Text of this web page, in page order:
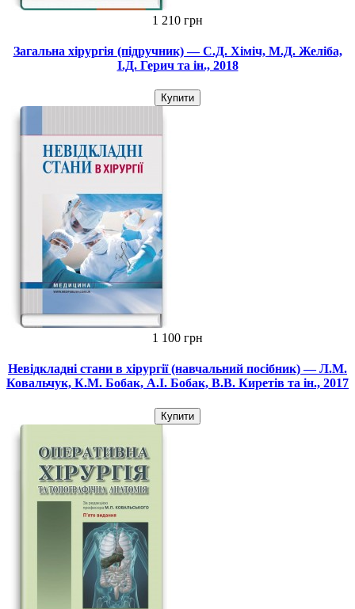
1 210 грн
Загальна хірургія (підручник) — С.Д. Хіміч, М.Д. Желіба,
І.Д. Герич та ін., 2018
Купити
1 100 грн
Невідкладні стани в хірургії (навчальний посібник) — Л.М.
Ковальчук, К.М. Бобак, А.І. Бобак, В.В. Киретів та ін., 2017
Купити